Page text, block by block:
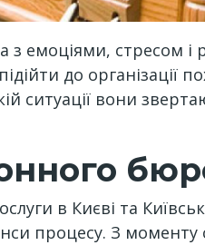
емоціями, стресом і
до
ситуації вони
в Києві та
процесу. З